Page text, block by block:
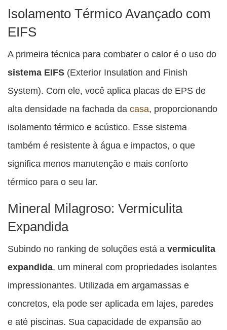
esta
Facebook
esta
Twitter
esta
Messenger
esta
WhatsApp
esta
Email
Isolamento Térmico Avançado com
EIFS
A primeira técnica para combater o calor é o uso do
sistema EIFS (Exterior Insulation and Finish
System). Com ele, você aplica placas de EPS de
alta densidade na fachada da casa, proporcionando
isolamento térmico e acústico. Esse sistema
também é resistente à água e impactos, o que
significa menos manutenção e mais conforto
térmico para o seu lar.
Mineral Milagroso: Vermiculita
Expandida
Subindo no ranking de soluções está a vermiculita
expandida, um mineral com propriedades isolantes
impressionantes. Utilizada em argamassas e
concretos, ela pode ser aplicada em lajes, paredes
e até piscinas. Sua capacidade de expansão ao